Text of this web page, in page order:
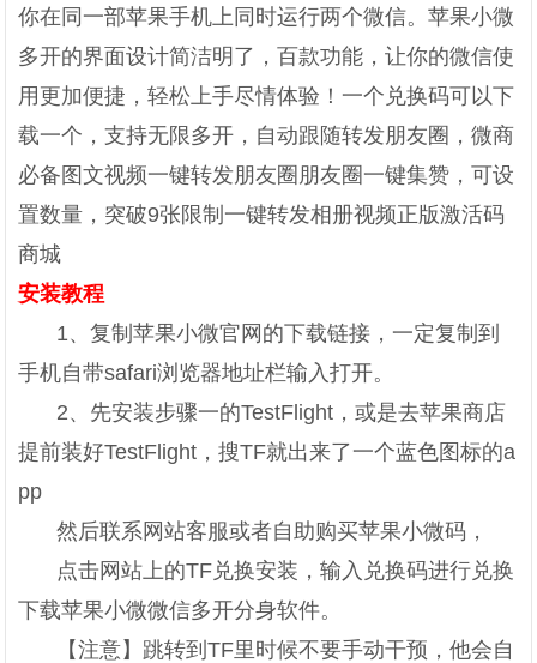
你在同一部苹果手机上同时运行两个微信。苹果小微
多开的界面设计简洁明了，百款功能，让你的微信使
用更加便捷，轻松上手尽情体验！一个兑换码可以下
载一个，支持无限多开，自动跟随转发朋友圈，微商
必备图文视频一键转发朋友圈朋友圈一键集赞，可设
置数量，突破9张限制一键转发相册视频正版激活码
商城
安装教程
1、复制苹果小微官网的下载链接，一定复制到
手机自带safari浏览器地址栏输入打开。
2、先安装步骤一的TestFlight，或是去苹果商店
提前装好TestFlight，搜TF就出来了一个蓝色图标的a
pp
然后联系网站客服或者自助购买苹果小微码，
点击网站上的TF兑换安装，输入兑换码进行兑换
下载苹果小微微信多开分身软件。
【注意】跳转到TF里时候不要手动干预，他会自